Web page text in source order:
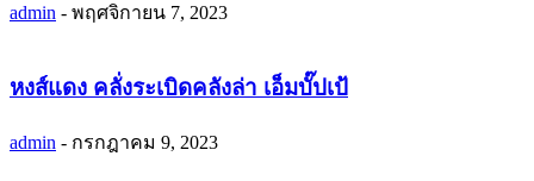
admin - พฤศจิกายน 7, 2023
หงส์แดง คลั่งระเบิดคลังล่า เอ็มบั๊ปเป้
admin - กรกฎาคม 9, 2023